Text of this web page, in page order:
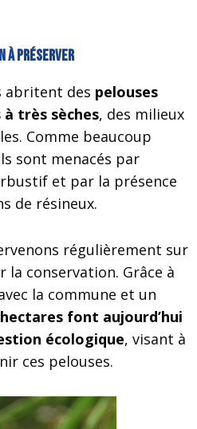
à préserver
abritent des pelouses
à très sèches, des milieux
Comme beaucoup
sont menacés par
et par la présence
de résineux.
régulièrement sur
la conservation. Grâce à
la commune et un
font aujourd’hui
écologique, visant à
ces pelouses.